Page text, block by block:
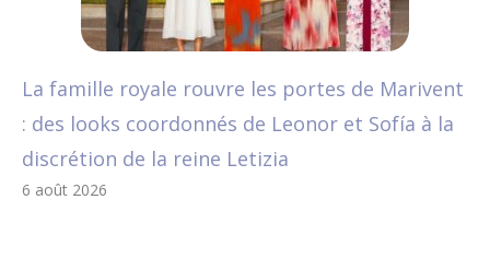
La famille royale rouvre les portes de Marivent
: des looks coordonnés de Leonor et Sofía à la
discrétion de la reine Letizia
6 août 2026